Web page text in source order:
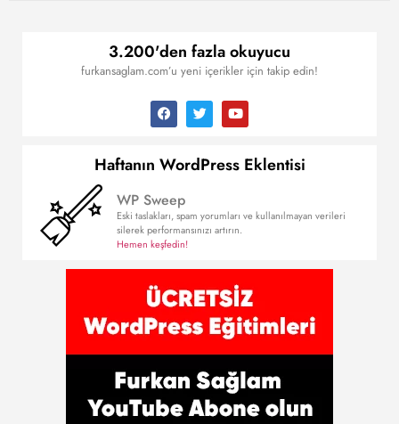
3.200'den fazla okuyucu
furkansaglam.com’u yeni içerikler için takip edin!
Haftanın WordPress Eklentisi
WP Sweep
Eski taslakları, spam yorumları ve kullanılmayan verileri
silerek performansınızı artırın.
Hemen keşfedin!